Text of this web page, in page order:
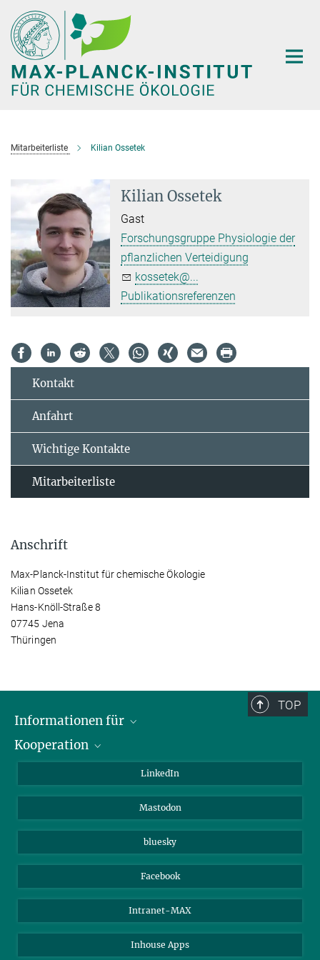
Hauptinhalt
Mitarbeiterliste Kilian Ossetek
Kilian Ossetek
Gast
Forschungsgruppe Physiologie der
pflanzlichen Verteidigung
kossetek@...
Publikationsreferenzen
Kontakt
Anfahrt
Wichtige Kontakte
Mitarbeiterliste
Anschrift
Max-Planck-Institut für chemische Ökologie
Kilian Ossetek
Hans-Knöll-Straße 8
07745 Jena
Thüringen
TOP
Informationen für
Journalisten
Kooperation
Beutenberg Campus e.V.
LinkedIn
Mastodon
bluesky
Facebook
Intranet-MAX
Inhouse Apps